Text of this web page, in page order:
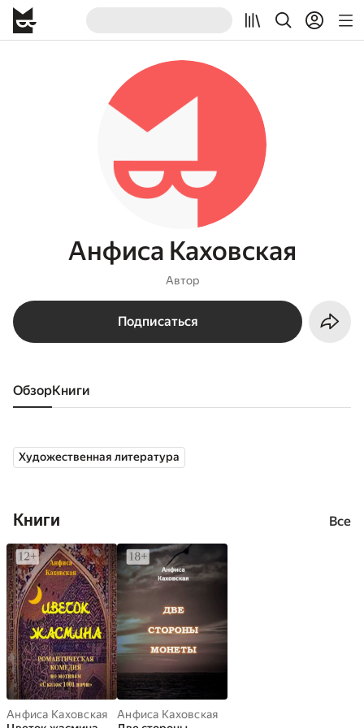
Анфиса Каховская
Автор
Подписаться
Обзор книги
Художественная литература
Книги Все
Анфиса Каховская
Анфиса Каховская